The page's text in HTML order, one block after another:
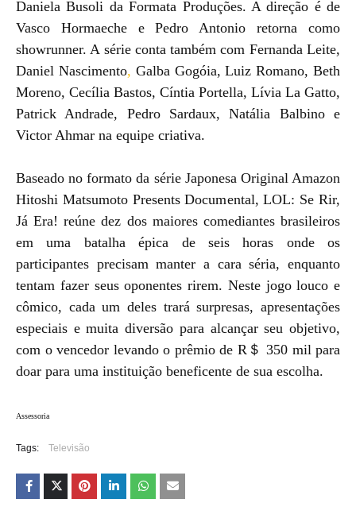
Daniela Busoli da Formata Produções. A direção é de
Vasco Hormaeche e Pedro Antonio retorna como
showrunner. A série conta também com Fernanda Leite,
Daniel Nascimento, Galba Gogóia, Luiz Romano, Beth
Moreno, Cecília Bastos, Cíntia Portella, Lívia La Gatto,
Patrick Andrade, Pedro Sardaux, Natália Balbino e
Victor Ahmar na equipe criativa.
Baseado no formato da série Japonesa Original Amazon
Hitoshi Matsumoto Presents Documental, LOL: Se Rir,
Já Era! reúne dez dos maiores comediantes brasileiros
em uma batalha épica de seis horas onde os
participantes precisam manter a cara séria, enquanto
tentam fazer seus oponentes rirem. Neste jogo louco e
cômico, cada um deles trará surpresas, apresentações
especiais e muita diversão para alcançar seu objetivo,
com o vencedor levando o prêmio de R＄ 350 mil para
doar para uma instituição beneficente de sua escolha.
Assessoria
Tags: Televisão